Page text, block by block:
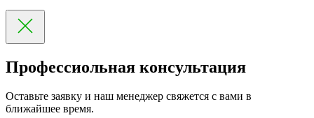
Профессиольная консультация
Оставьте заявку и наш менеджер свяжется с вами в
ближайшее время.